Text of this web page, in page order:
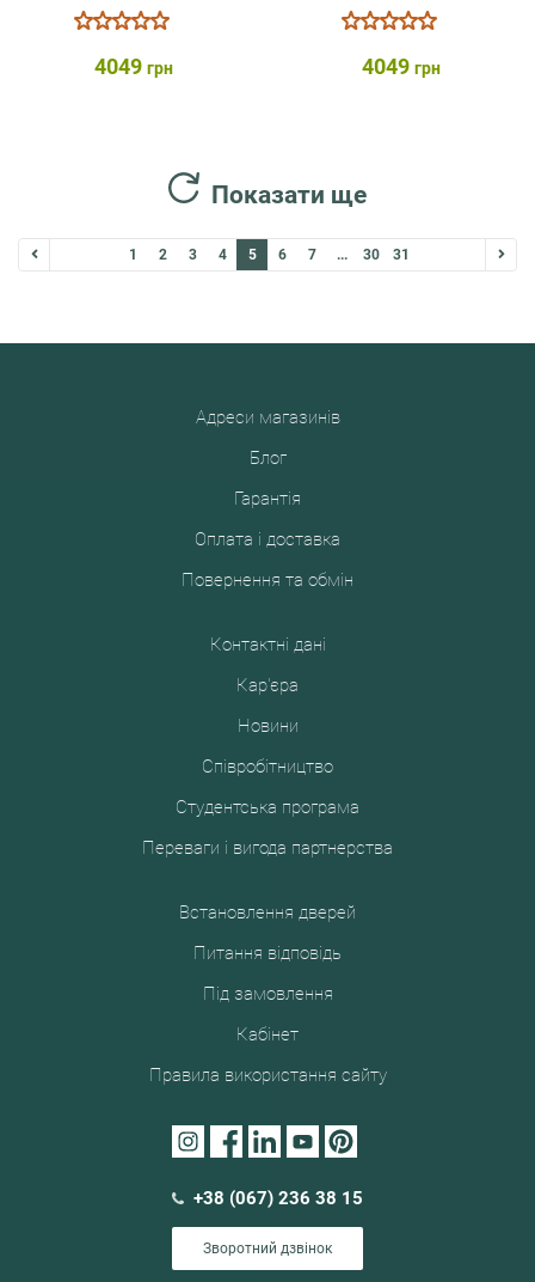
4049 грн 4049 грн
Показати ще
1 2 3 4 5 6 7 ... 30 31
Адреси магазинів
Блог
Гарантія
Оплата і доставка
Повернення та обмін
Контактні дані
Кар'єра
Новини
Співробітництво
Студентська програма
Переваги і вигода партнерства
Встановлення дверей
Питання відповідь
Під замовлення
Кабінет
Правила використання сайту
+38 (067) 236 38 15
Зворотний дзвінок